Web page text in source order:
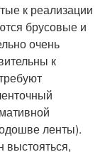
к реализации
брусовые и
очень
к
ленты).
выстояться,